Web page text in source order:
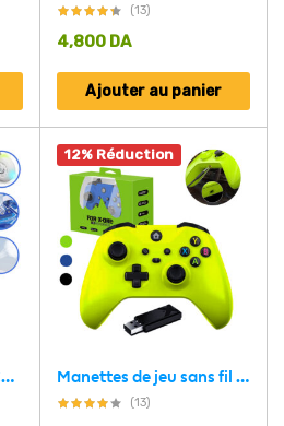
(13)
4,800 DA
Ajouter au panier
les Rouleurs Alignées Confortables pour Enfants avec des roues RGB – Bleu pointure DE 35-38 / 38 – 42
12% Réduction
Manettes de jeu sans fil pour Xbox One et toutes les séries S, X, PC
(13)